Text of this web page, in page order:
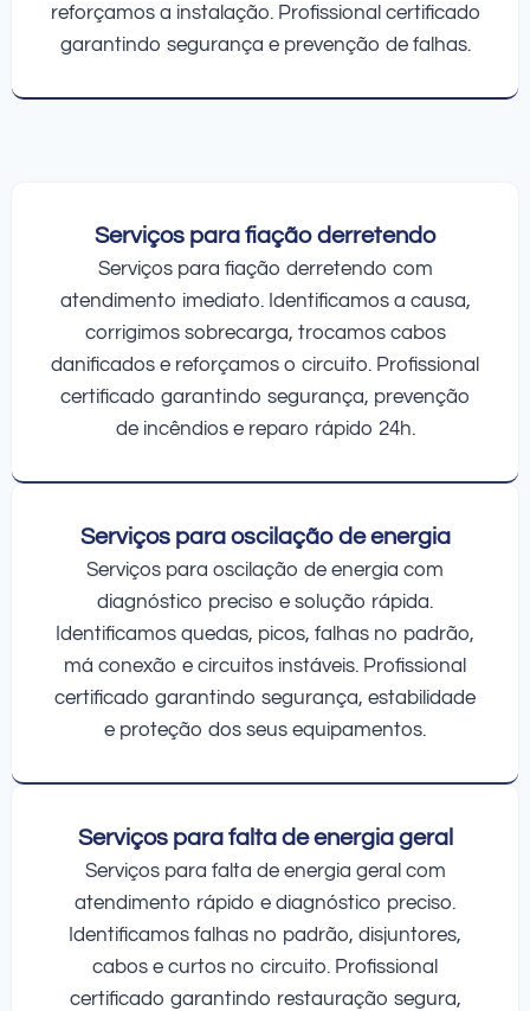
reforçamos a instalação. Profissional certificado
garantindo segurança e prevenção de falhas.
Serviços para fiação derretendo
Serviços para fiação derretendo com
atendimento imediato. Identificamos a causa,
corrigimos sobrecarga, trocamos cabos
danificados e reforçamos o circuito. Profissional
certificado garantindo segurança, prevenção
de incêndios e reparo rápido 24h.
Serviços para oscilação de energia
Serviços para oscilação de energia com
diagnóstico preciso e solução rápida.
Identificamos quedas, picos, falhas no padrão,
má conexão e circuitos instáveis. Profissional
certificado garantindo segurança, estabilidade
e proteção dos seus equipamentos.
Serviços para falta de energia geral
Serviços para falta de energia geral com
atendimento rápido e diagnóstico preciso.
Identificamos falhas no padrão, disjuntores,
cabos e curtos no circuito. Profissional
certificado garantindo restauração segura,